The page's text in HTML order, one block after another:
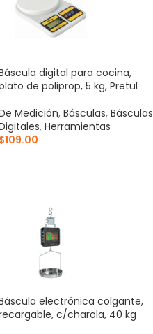
digital para cocina,
de poliprop, 5 kg, Pretul
Medición, Básculas, Básculas
, Herramientas
$109.00
electrónica colgante,
c/charola, 40 kg